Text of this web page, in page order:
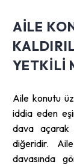
AILE
YETKILI
Aile konutu
iddia eden
dava açarak
diğeridir.
davasında